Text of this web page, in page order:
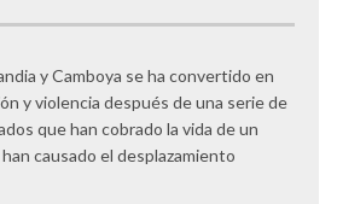
y Camboya se ha convertido en
y violencia después de una serie de
que han cobrado la vida de un
causado el desplazamiento